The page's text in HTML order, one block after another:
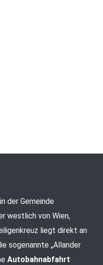
der Gemeinde
westlich von Wien,
liegt direkt an
sogenannte „Allander
Autobahnabfahrt